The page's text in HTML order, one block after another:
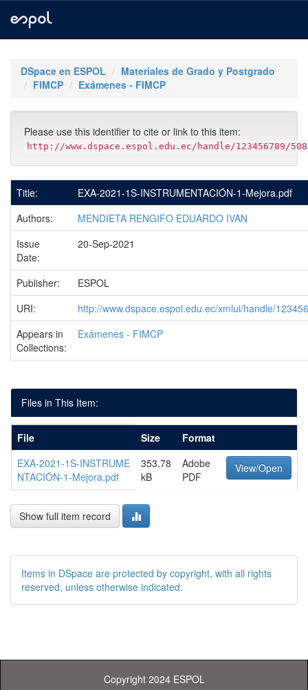
navigationDSpace en ESPOL
Materiales de Grado y Postgrado
FIMCP
Exámenes - FIMCP
Please use this identifier to cite or link to this item:
http://www.dspace.espol.edu.ec/handle/123456789/
Title:
EXA-2021-1S-INSTRUMENTACIÓN-1-Mejora.pdf
Authors:
MENDIETA RENGIFO EDUARDO IVAN
Issue
Date:
20-Sep-2021
Publisher:
ESPOL
URI:
http://www.dspace.espol.edu.ec/xmlui/handle/
Appears in
Collections:
Exámenes - FIMCP
Files in This Item:
File Size
Format
EXA-2021-1S-INSTRUME
NTACIÓN-1-Mejora.pdf
353.78
kB
Adobe
PDF
View/Open
Show full item record
Items in DSpace are protected by copyright, with all rights
reserved, unless otherwise indicated.
Copyright 2024 ESPOL